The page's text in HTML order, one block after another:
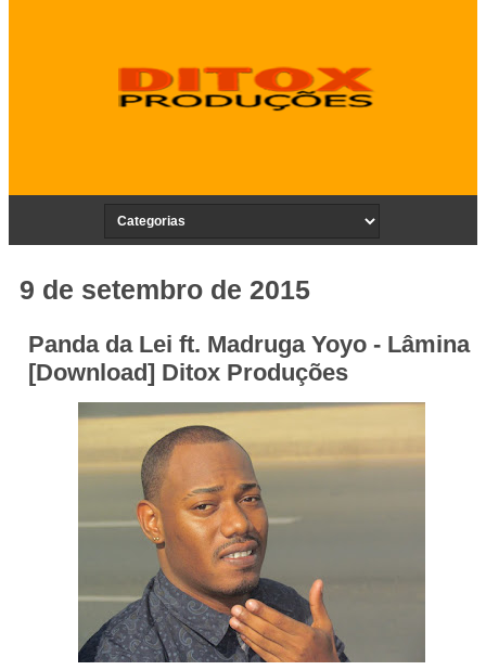
9 de setembro de 2015
Panda da Lei ft. Madruga Yoyo - Lâmina
[Download] Ditox Produções